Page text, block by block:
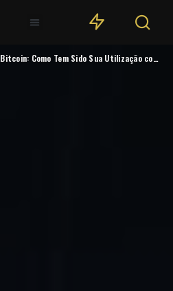
Bitcoin: Como Tem Sido Sua Utilização como Dinheiro